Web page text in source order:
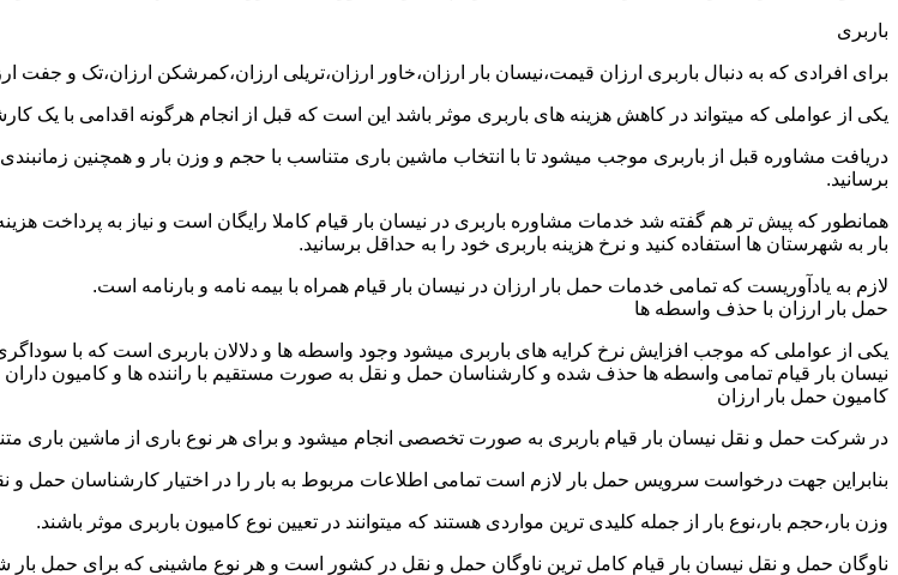
باربری
برای افرادی که به دنبال باربری ارزان قیمت،نیسان بار ارزان،خاور ارزان،تریلی ارزان،کمرشکن ارزان،تک و جفت
یکی از عواملی که میتواند در کاهش هزینه های باربری موثر باشد این است که قبل از انجام هرگونه اقدامی با یک
دریافت مشاوره قبل از باربری موجب میشود تا با انتخاب ماشین باری متناسب با حجم و وزن بار و همچنین
برسانید.
همانطور که پیش تر هم گفته شد خدمات مشاوره باربری در نیسان بار قیام کاملا رایگان است و نیاز به پرداخت
بار به شهرستان ها استفاده کنید و نرخ هزینه باربری خود را به حداقل برسانید.
لازم به یادآوریست که تمامی خدمات حمل بار ارزان در نیسان بار قیام همراه با بیمه نامه و بارنامه است.
حمل بار ارزان با حذف واسطه ها
یکی از عواملی که موجب افزایش نرخ کرایه های باربری میشود وجود واسطه ها و دلالان باربری است که با
نیسان بار قیام تمامی واسطه ها حذف شده و کارشناسان حمل و نقل به صورت مستقیم با راننده ها و کامیون داران
کامیون حمل بار ارزان
در شرکت حمل و نقل نیسان بار قیام باربری به صورت تخصصی انجام میشود و برای هر نوع باری از ماشین باری
بنابراین جهت درخواست سرویس حمل بار لازم است تمامی اطلاعات مربوط به بار را در اختیار کارشناسان حمل و نقل
وزن بار،حجم بار،نوع بار از جمله کلیدی ترین مواردی هستند که میتوانند در تعیین نوع کامیون باربری موثر باشند.
ناوگان حمل و نقل نیسان بار قیام کامل ترین ناوگان حمل و نقل در کشور است و هر نوع ماشینی که برای حمل بار